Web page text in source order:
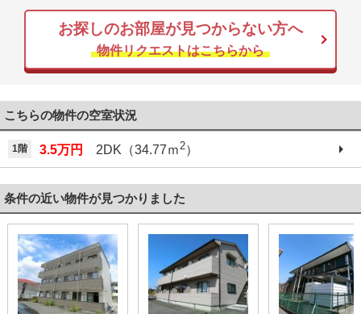
お探しのお部屋が見つからない方へ
物件リクエストはこちらから
こちらの物件の空室状況
1階 3.5万円 2DK（34.77ｍ 2）
条件の近い物件が見つかりました